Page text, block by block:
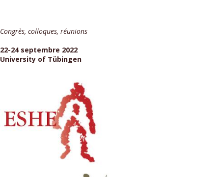
Congrès, colloques, réunions
22-24 septembre 2022
University of Tübingen